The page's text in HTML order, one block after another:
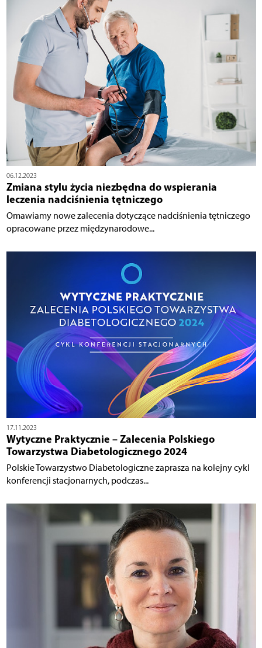
06.12.2023
Zmiana stylu życia niezbędna do wspierania
leczenia nadciśnienia tętniczego
Omawiamy nowe zalecenia dotyczące nadciśnienia tętniczego
opracowane przez międzynarodowe...
17.11.2023
Wytyczne Praktycznie – Zalecenia Polskiego
Towarzystwa Diabetologicznego 2024
Polskie Towarzystwo Diabetologiczne zaprasza na kolejny cykl
konferencji stacjonarnych, podczas...